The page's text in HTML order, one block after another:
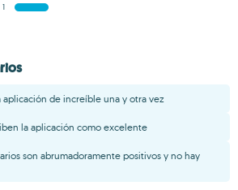
1
aplicación de increíble una y otra vez
la aplicación como excelente
son abrumadoramente positivos y no hay